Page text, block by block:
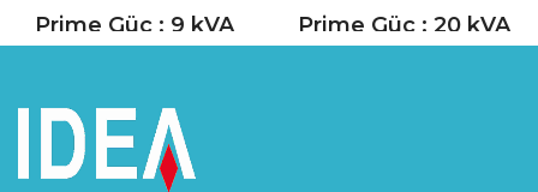
Prime Güç : 9 kVA
yüksek performanslı dizel
motorlarının tasarım ve
üretiminde lider bir firmadır.
0,5 ila 36 lt aralığında geniş
Prime Güç : 20 kVA